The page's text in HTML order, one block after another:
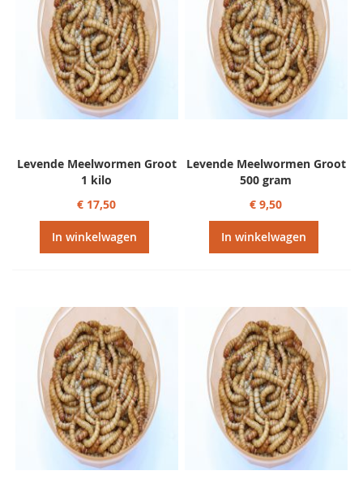
Levende Meelwormen Groot
1 kilo
€ 17,50
In winkelwagen
Levende Meelwormen Groot
500 gram
€ 9,50
In winkelwagen